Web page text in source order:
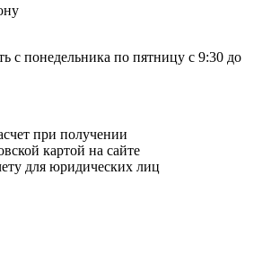
с понедельника по пятницу с 9:30 до
при получении
картой на сайте
для юридических лиц